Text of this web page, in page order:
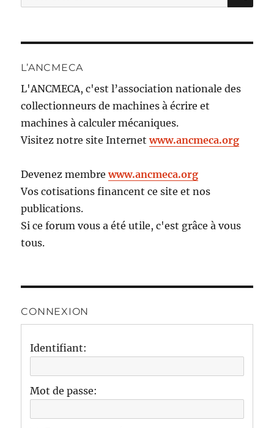
pour :
L’ANCMECA
L'ANCMECA, c'est l’association nationale des
collectionneurs de machines à écrire et
machines à calculer mécaniques.
Visitez notre site Internetwww.ancmeca.org
Devenez membrewww.ancmeca.org
Vos cotisations financent ce site et nos
publications.
Si ce forum vous a été utile, c'est grâce à vous
tous.
CONNEXION
Identifiant:
Mot de passe: